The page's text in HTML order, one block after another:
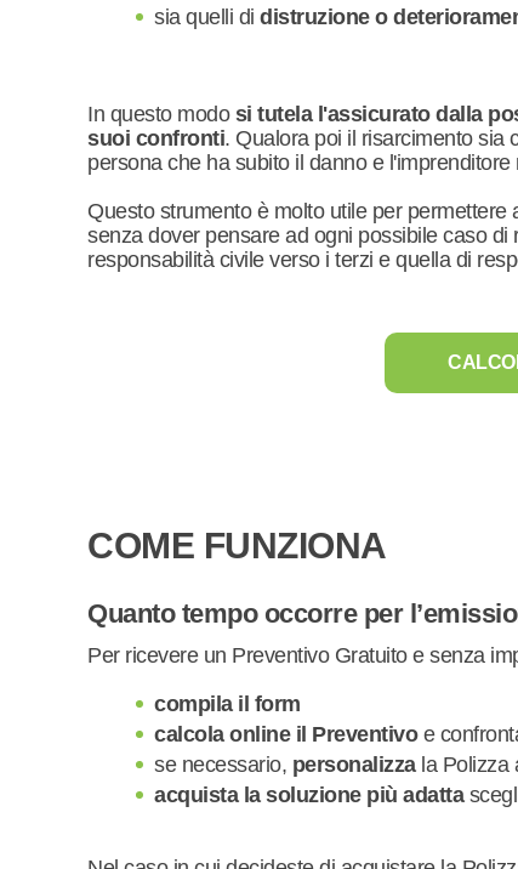
sia quelli di distruzione o
In questo modo si tutela l'assicurato dalla
suoi confronti. Qualora poi il risarcimento sia
persona che ha subito il danno e
Questo strumento è molto utile per
senza dover pensare ad ogni possibile caso
responsabilità civile verso i terzi e quella di
COME FUNZIONA
Quanto tempo occorre per
Per ricevere un Preventivo Gratuito e senza
compila il form
calcola online il Preventivo e
se necessario, personalizzala Polizza
acquista la soluzione più adatta